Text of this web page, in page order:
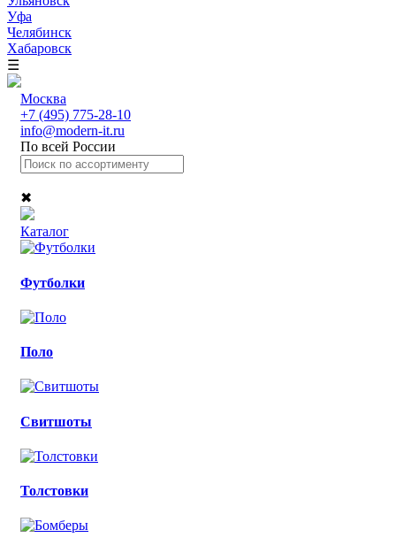
Уфа
Челябинск
Хабаровск
☰
Москва
+7 (495) 775-28-10
info@modern-it.ru
По всей России
✖
Каталог
Футболки
Поло
Свитшоты
Толстовки